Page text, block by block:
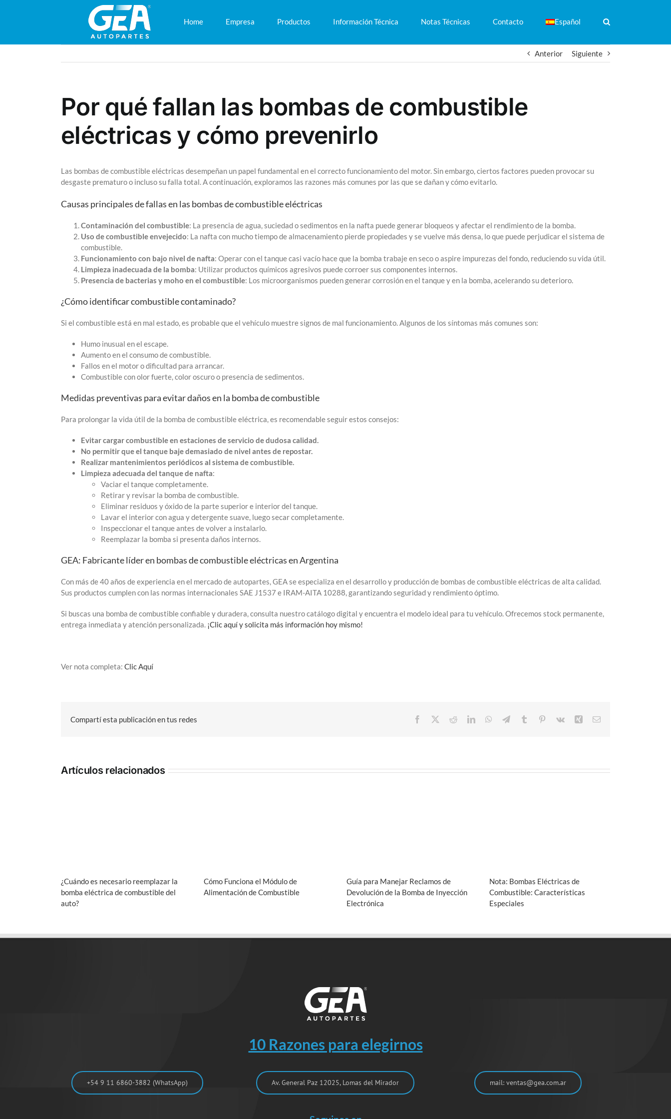
Home Empresa Productos Información Técnica Notas Técnicas Contacto Español
Anterior Siguiente
Por qué fallan las bombas de combustible
eléctricas y cómo prevenirlo
Las bombas de combustible eléctricas desempeñan un papel fundamental en el correcto funcionamiento del motor. Sin embargo, ciertos factores pueden provocar su
desgaste prematuro o incluso su falla total. A continuación, exploramos las razones más comunes por las que se dañan y cómo evitarlo.
Causas principales de fallas en las bombas de combustible eléctricas
Contaminación del combustible: La presencia de agua, suciedad o sedimentos en la nafta puede generar bloqueos y afectar el rendimiento de la bomba.
Uso de combustible envejecido: La nafta con mucho tiempo de almacenamiento pierde propiedades y se vuelve más densa, lo que puede perjudicar el sistema de
combustible.
Funcionamiento con bajo nivel de nafta: Operar con el tanque casi vacío hace que la bomba trabaje en seco o aspire impurezas del fondo, reduciendo su vida útil.
Limpieza inadecuada de la bomba: Utilizar productos químicos agresivos puede corroer sus componentes internos.
Presencia de bacterias y moho en el combustible: Los microorganismos pueden generar corrosión en el tanque y en la bomba, acelerando su deterioro.
¿Cómo identificar combustible contaminado?
Si el combustible está en mal estado, es probable que el vehículo muestre signos de mal funcionamiento. Algunos de los síntomas más comunes son:
Humo inusual en el escape.
Aumento en el consumo de combustible.
Fallos en el motor o dificultad para arrancar.
Combustible con olor fuerte, color oscuro o presencia de sedimentos.
Medidas preventivas para evitar daños en la bomba de combustible
Para prolongar la vida útil de la bomba de combustible eléctrica, es recomendable seguir estos consejos:
Evitar cargar combustible en estaciones de servicio de dudosa calidad.
No permitir que el tanque baje demasiado de nivel antes de repostar.
Realizar mantenimientos periódicos al sistema de combustible.
Limpieza adecuada del tanque de nafta:
Vaciar el tanque completamente.
Retirar y revisar la bomba de combustible.
Eliminar residuos y óxido de la parte superior e interior del tanque.
Lavar el interior con agua y detergente suave, luego secar completamente.
Inspeccionar el tanque antes de volver a instalarlo.
Reemplazar la bomba si presenta daños internos.
GEA: Fabricante líder en bombas de combustible eléctricas en Argentina
Con más de 40 años de experiencia en el mercado de autopartes, GEA se especializa en el desarrollo y producción de bombas de combustible eléctricas de alta calidad.
Sus productos cumplen con las normas internacionales SAE J1537 e IRAM-AITA 10288, garantizando seguridad y rendimiento óptimo.
Si buscas una bomba de combustible confiable y duradera, consulta nuestro catálogo digital y encuentra el modelo ideal para tu vehículo. Ofrecemos stock permanente,
entrega inmediata y atención personalizada. ¡Clic aquí y solicita más información hoy mismo!
Ver nota completa: Clic Aquí
Compartí esta publicación en tus redes Facebook RedditLinkedInWhatsApp
TelegramTumblr Pinterest
Vk Xing Correo
Artículos relacionados
¿Cuándo es necesario reemplazar la
bomba eléctrica de combustible del
auto?
Cómo Funciona el Módulo de
Alimentación de Combustible
Guía para Manejar Reclamos de
Devolución de la Bomba de Inyección
Electrónica
Nota: Bombas Eléctricas de
Combustible: Características
Especiales
10 Razones para elegirnos
+54 9 11 6860-3882 (WhatsApp) Av. General Paz 12025, Lomas del Mirador mail: ventas@gea.com.ar